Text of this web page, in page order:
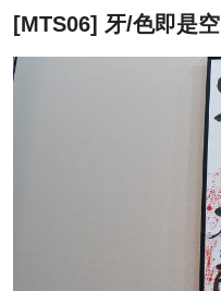
[MTS06] 牙/色即是空